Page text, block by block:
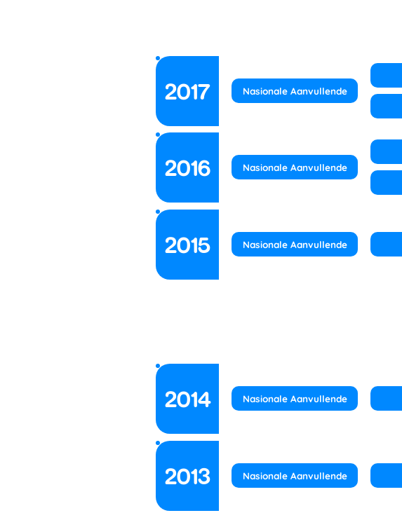
2017 Nasionale Aanvullende
2016 Nasionale Aanvullende
2015 Nasionale Aanvullende
2014 Nasionale Aanvullende
2013 Nasionale Aanvullende